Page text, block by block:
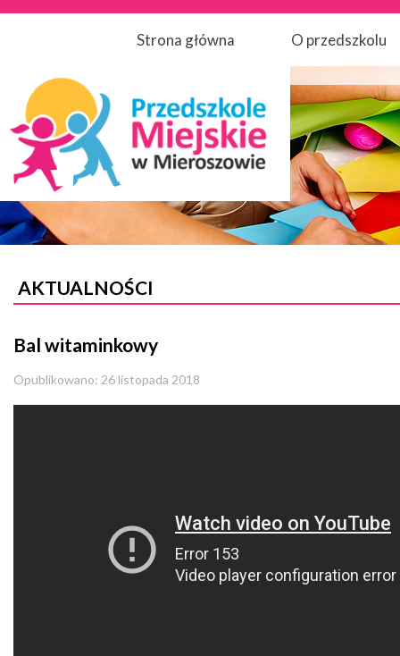
Strona główna O przedszkolu
AKTUALNOŚCI
Bal witaminkowy
Opublikowano: 26 listopada 2018